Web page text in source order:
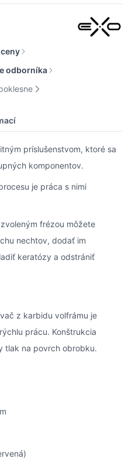
odborníka
príslušenstvom, ktoré sa
komponentov.
je práca s nimi
frézou môžete
nechtov, dodať im
keratózy a odstrániť
z karbidu volfrámu je
prácu. Konštrukcia
tlak na povrch obrobku.